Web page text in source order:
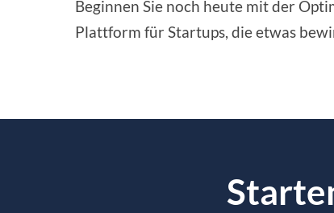
Beginnen Sie noch heute mit der
Plattform für Startups, die etwas